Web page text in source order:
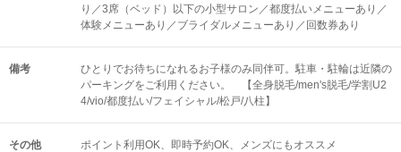
り／3席（ベッド）以下の小型サロン／都度払いメニューあり／
体験メニューあり／ブライダルメニューあり／回数券あり
備考
ひとりでお待ちになれるお子様のみ同伴可。駐車・駐輪は近隣の
パーキングをご利用ください。 【全身脱毛/men's脱毛/学割U2
4/vio/都度払い/フェイシャル/松戸/八柱】
その他 ポイント利用OK 即時予約OK メンズにもオススメ